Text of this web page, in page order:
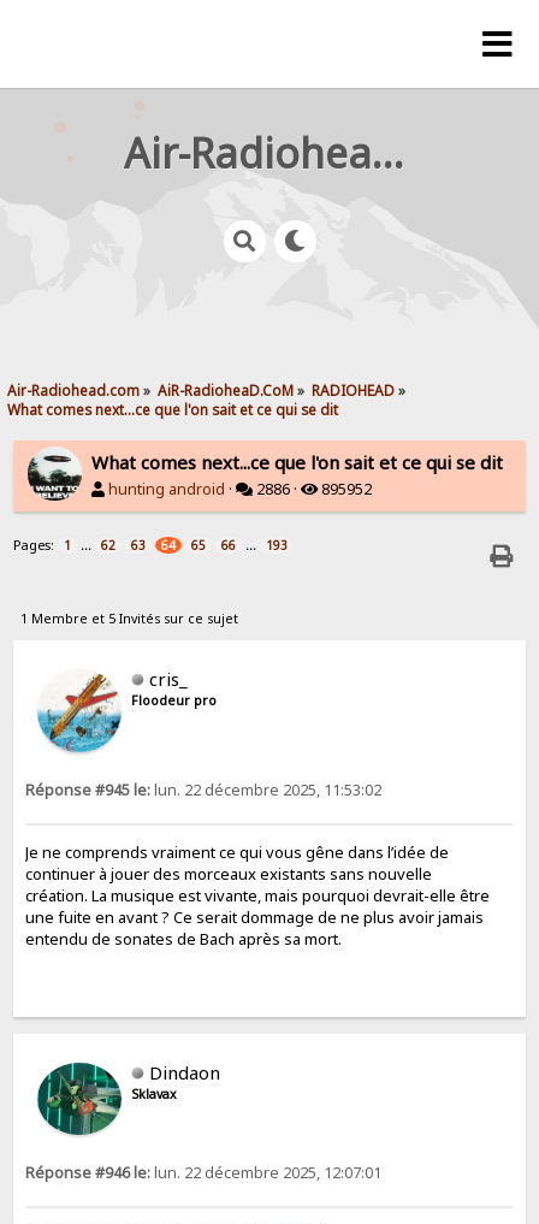
Air-Radiohead.com
Air-Radiohead.com» AiR-RadioheaD.CoM» RADIOHEAD»
What comes next...ce que l'on sait et ce qui se dit
What comes next...ce que l'on sait et ce qui se dit
hunting android · 2886 · 895952
Pages: 1 ... 62 63 64 65 66 ... 193
1 Membre et 5 Invités sur ce sujet
cris_
Floodeur pro
Réponse #945 le:lun. 22 décembre 2025, 11:53:02
Je ne comprends vraiment ce qui vous gêne dans l’idée de
continuer à jouer des morceaux existants sans nouvelle
création. La musique est vivante, mais pourquoi devrait-elle être
une fuite en avant ? Ce serait dommage de ne plus avoir jamais
entendu de sonates de Bach après sa mort.
Dindaon
Sklavax
Réponse #946 le:lun. 22 décembre 2025, 12:07:01